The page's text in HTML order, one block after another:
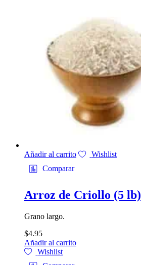
Añadir al carrito
Wishlist
Comparar
Arroz de Criollo (5 lb)
Grano largo.
$4.95
Añadir al carrito
Wishlist